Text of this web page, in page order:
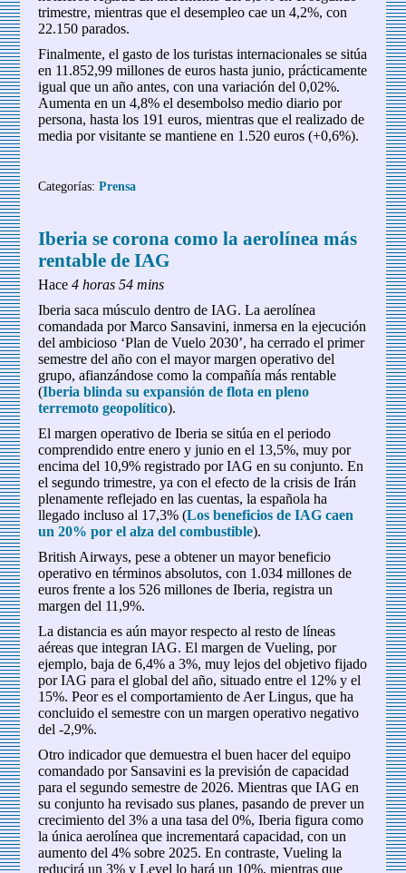
trimestre, mientras que el desempleo cae un 4,2%, con
22.150 parados.
Finalmente, el gasto de los turistas internacionales se sitúa
en 11.852,99 millones de euros hasta junio, prácticamente
igual que un año antes, con una variación del 0,02%.
Aumenta en un 4,8% el desembolso medio diario por
persona, hasta los 191 euros, mientras que el realizado de
media por visitante se mantiene en 1.520 euros (+0,6%).
Categorías:Prensa
Iberia se corona como la aerolínea más
rentable de IAG
Hace4 horas 54 mins
Iberia saca músculo dentro de IAG. La aerolínea
comandada por Marco Sansavini, inmersa en la ejecución
del ambicioso ‘Plan de Vuelo 2030’, ha cerrado el primer
semestre del año con el mayor margen operativo del
grupo, afianzándose como la compañía más rentable
(Iberia blinda su expansión de flota en pleno
terremoto geopolítico).
El margen operativo de Iberia se sitúa en el periodo
comprendido entre enero y junio en el 13,5%, muy por
encima del 10,9% registrado por IAG en su conjunto. En
el segundo trimestre, ya con el efecto de la crisis de Irán
plenamente reflejado en las cuentas, la española ha
llegado incluso al 17,3% (Los beneficios de IAG caen
un 20% por el alza del combustible).
British Airways, pese a obtener un mayor beneficio
operativo en términos absolutos, con 1.034 millones de
euros frente a los 526 millones de Iberia, registra un
margen del 11,9%.
La distancia es aún mayor respecto al resto de líneas
aéreas que integran IAG. El margen de Vueling, por
ejemplo, baja de 6,4% a 3%, muy lejos del objetivo fijado
por IAG para el global del año, situado entre el 12% y el
15%. Peor es el comportamiento de Aer Lingus, que ha
concluido el semestre con un margen operativo negativo
del -2,9%.
Otro indicador que demuestra el buen hacer del equipo
comandado por Sansavini es la previsión de capacidad
para el segundo semestre de 2026. Mientras que IAG en
su conjunto ha revisado sus planes, pasando de prever un
crecimiento del 3% a una tasa del 0%, Iberia figura como
la única aerolínea que incrementará capacidad, con un
aumento del 4% sobre 2025. En contraste, Vueling la
reducirá un 3% y Level lo hará un 10%, mientras que